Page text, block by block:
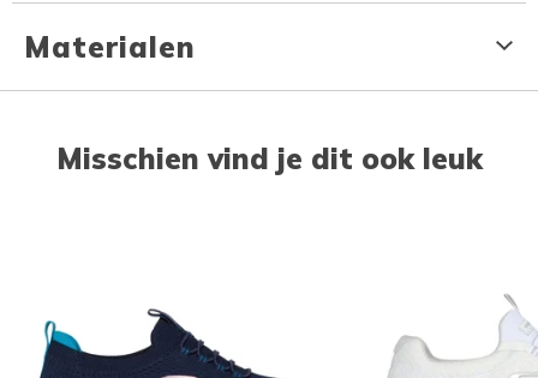
Materialen
Misschien vind je dit ook leuk